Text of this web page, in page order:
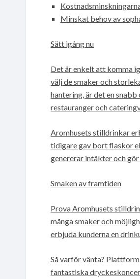
Minskat behov av
Sätt igång nu
Det är enkelt att komma
välj de smaker och
hantering, är det en
restauranger och
Aromhusets stilldrinkar
tidigare gav bort flaskor
genererar intäkter och
Smaken av framtiden
Prova Aromhusets
många smaker och
erbjuda kunderna en
Så varför vänta?
fantastiska